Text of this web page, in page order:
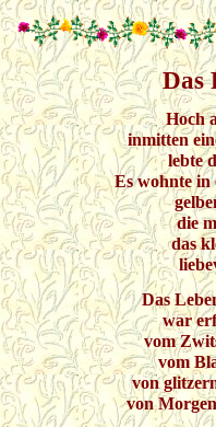
Das
Hoch
inmitten
lebte
Es wohnte in
die
das
Das
war
vom
vom
von
von